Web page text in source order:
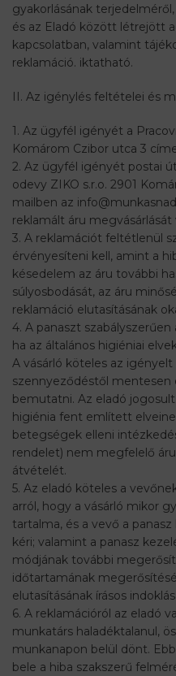
gyakorlásának
és az Eladó között létrejött
kapcsolatban, valamint
reklamáció. iktatható.
II. Az igénylés feltételei és
1. Az ügyfél igényét a
Komárom Czibor utca 3
2. Az ügyfél igényét postai
odevy ZIKO s.r.o. 2901
mailben az
reklamált áru megvásárlását
3. A reklamációt feltétlenül
érvényesíteni kell, amint a
késedelem az áru további
súlyosbodását, az áru
reklamáció elutasításának
4. A panaszt
ha az általános higiéniai
A vásárló köteles az
szennyeződéstől mentesen
bemutatni. Az eladó
higiénia fent említett
betegségek elleni
rendelet) nem megfelelő
átvételét.
5. Az eladó köteles a
arról, hogy a vásárló mikor
tartalma, és a vevő a
kéri; valamint a panasz
módjának további
időtartamának
elutasításának írásos
6. A reklamációról az eladó
munkatárs haladéktalanul,
munkanapon belül dönt.
bele a hiba szakszerű